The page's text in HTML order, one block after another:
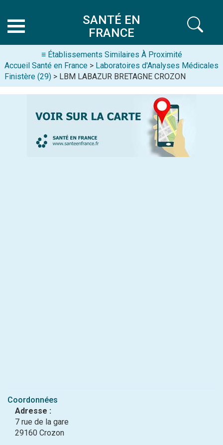
SANTÉ EN
FRANCE
≡ Établissements Similaires À Proximité
Accueil Santé en France > Laboratoires d'Analyses Médicales
Finistère (29) > LBM LABAZUR BRETAGNE CROZON
Coordonnées
Adresse :
7 rue de la gare
29160 Crozon